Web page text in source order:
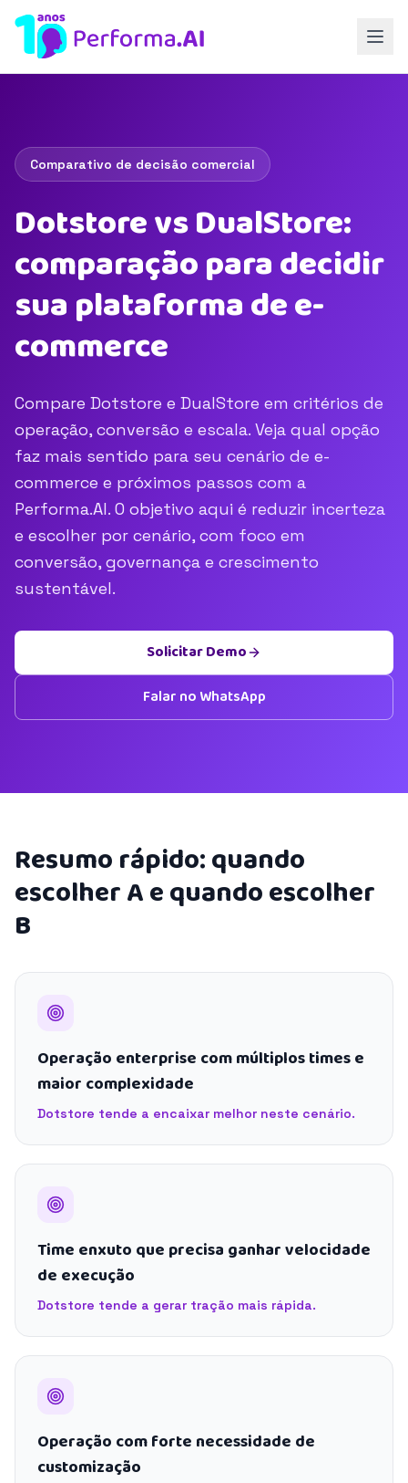
Comparativo de decisão comercial
Dotstore vs DualStore:
comparação para decidir
sua plataforma de e-
commerce
Compare Dotstore e DualStore em critérios de
operação, conversão e escala. Veja qual opção
faz mais sentido para seu cenário de e-
commerce e próximos passos com a
Performa.AI. O objetivo aqui é reduzir incerteza
e escolher por cenário, com foco em
conversão, governança e crescimento
sustentável.
Solicitar Demo
Falar no WhatsApp
Resumo rápido: quando
escolher A e quando escolher
B
Operação enterprise com múltiplos times e
maior complexidade
Dotstore tende a encaixar melhor neste cenário.
Time enxuto que precisa ganhar velocidade
de execução
Dotstore tende a gerar tração mais rápida.
Operação com forte necessidade de
customização